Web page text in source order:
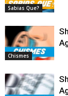
Sabias Que?
Chismes